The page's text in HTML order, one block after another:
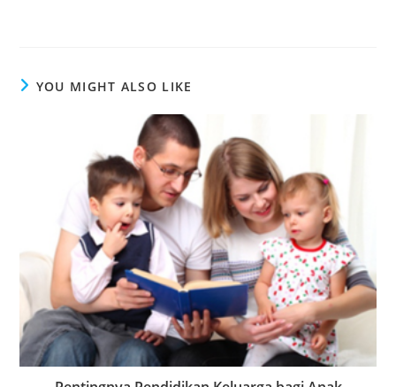
YOU MIGHT ALSO LIKE